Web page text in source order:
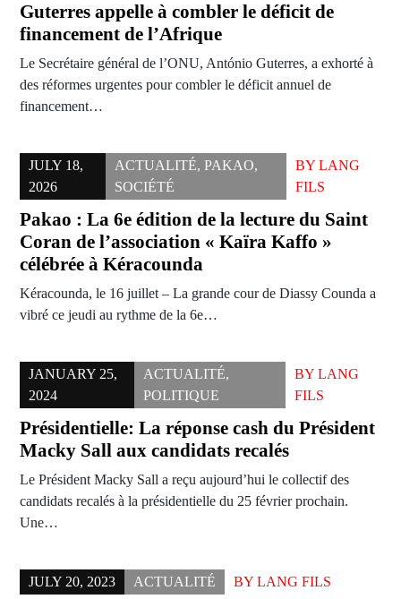
Guterres appelle à combler le déficit de
financement de l’Afrique
Le Secrétaire général de l’ONU, António Guterres, a exhorté à
des réformes urgentes pour combler le déficit annuel de
financement…
JULY 18,
2026
ACTUALITÉ,PAKAO,
SOCIÉTÉ
BYLANG
FILS
Pakao : La 6e édition de la lecture du Saint
Coran de l’association « Kaïra Kaffo »
célébrée à Kéracounda
Kéracounda, le 16 juillet – La grande cour de Diassy Counda a
vibré ce jeudi au rythme de la 6e…
JANUARY 25,
2024
ACTUALITÉ,
POLITIQUE
BY LANG
FILS
Présidentielle: La réponse cash du Président
Macky Sall aux candidats recalés
Le Président Macky Sall a reçu aujourd’hui le collectif des
candidats recalés à la présidentielle du 25 février prochain.
Une…
JULY 20, 2023 ACTUALITÉ BY LANG FILS